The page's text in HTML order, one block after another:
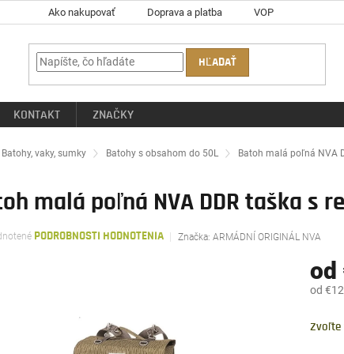
Ako nakupovať Doprava a platba VOP
HĽADAŤ
KONTAKT ZNAČKY
Batohy, vaky, sumky Batohy s obsahom do 50L Batoh malá poľná NVA
malá poľná NVA DDR taška s
PODROBNOSTI HODNOTENIA Značka: ARMÁDNÍ ORIGINÁL NVA
od
od
cena:
Zvoľte